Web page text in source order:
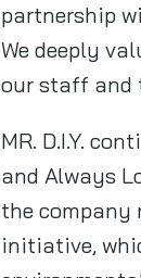
partnership
We deeply
our staff and
MR. D.I.Y.
and Always
the company
initiative,